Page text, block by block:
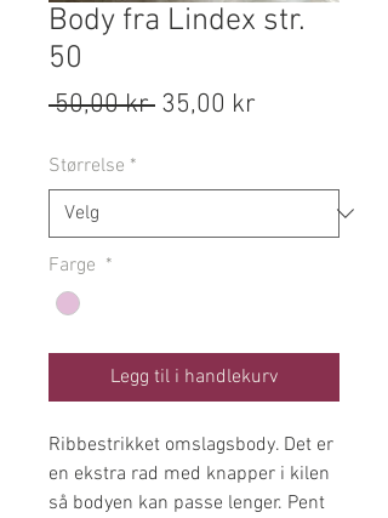
Body fra Lindex str.
50
50,00 kr Vanlig
35,00 kr
Størrelse *
Farge *
Legg til i handlekurv
Ribbestrikket omslagsbody. Det er
en ekstra rad med knapper i kilen
så bodyen kan passe lenger. Pent